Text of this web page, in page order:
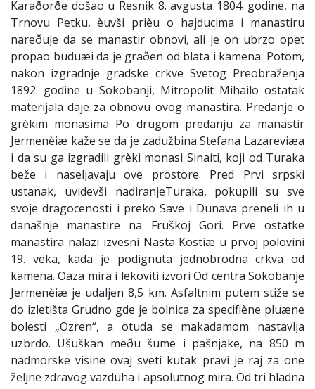
Karaðorðe došao u Resnik 8. avgusta 1804. godine, na
Trnovu Petku, èuvši prièu o hajducima i manastiru
nareðuje da se manastir obnovi, ali je on ubrzo opet
propao buduæi da je graðen od blata i kamena. Potom,
nakon izgradnje gradske crkve Svetog Preobraženja
1892. godine u Sokobanji, Mitropolit Mihailo ostatak
materijala daje za obnovu ovog manastira. Predanje o
grèkim monasima Po drugom predanju za manastir
Jermenèiæ kaže se da je zadužbina Stefana Lazareviæa
i da su ga izgradili grèki monasi Sinaiti, koji od Turaka
beže i naseljavaju ove prostore. Pred Prvi srpski
ustanak, uvidevši nadiranjeTuraka, pokupili su sve
svoje dragocenosti i preko Save i Dunava preneli ih u
današnje manastire na Fruškoj Gori. Prve ostatke
manastira nalazi izvesni Nasta Kostiæ u prvoj polovini
19. veka, kada je podignuta jednobrodna crkva od
kamena. Oaza mira i lekoviti izvori Od centra Sokobanje
Jermenèiæ je udaljen 8,5 km. Asfaltnim putem stiže se
do izletišta Grudno gde je bolnica za specifiène pluæne
bolesti „Ozren“, a otuda se makadamom nastavlja
uzbrdo. Ušuškan meðu šume i pašnjake, na 850 m
nadmorske visine ovaj sveti kutak pravi je raj za one
željne zdravog vazduha i apsolutnog mira. Od tri hladna